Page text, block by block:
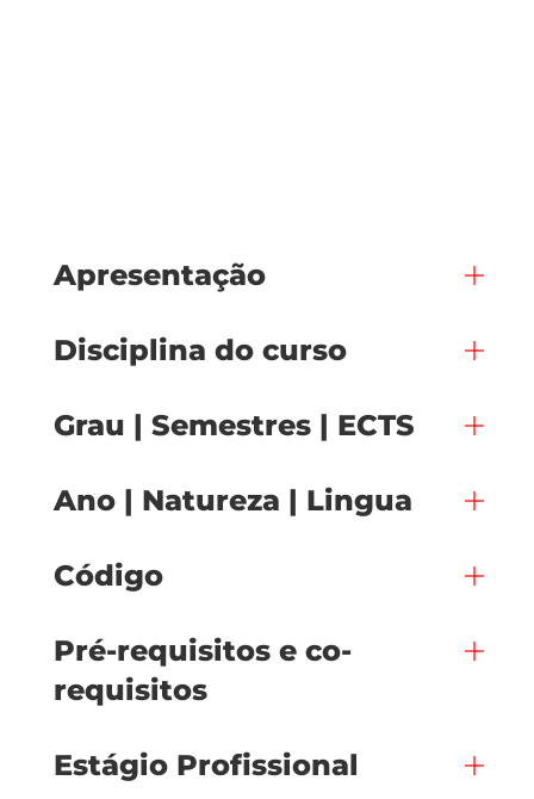
Apresentação
Disciplina do curso
Grau | Semestres | ECTS
Ano | Natureza | Lingua
Código
Pré-requisitos e co-
requisitos
Estágio Profissional